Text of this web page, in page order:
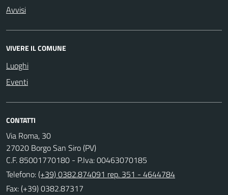
Avvisi
VIVERE IL COMUNE
Luoghi
Eventi
CONTATTI
Via Roma, 30
27020 Borgo San Siro (PV)
C.F. 85001770180 - P.Iva: 00463070185
Telefono:(+39) 0382.874091 rep. 351 - 4644784
Fax: (+39) 0382.87317